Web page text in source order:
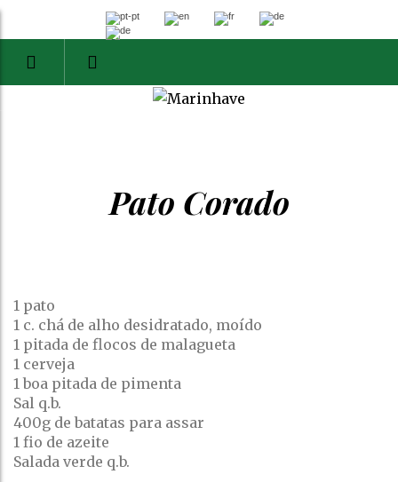
Pato Corado
1 pato
1 c. chá de alho desidratado, moído
1 pitada de flocos de malagueta
1 cerveja
1 boa pitada de pimenta
Sal q.b.
400g de batatas para assar
1 fio de azeite
Salada verde q.b.